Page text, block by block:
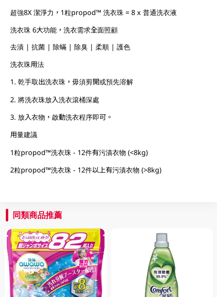
超強8X 潔淨力，1粒propod™ 洗衣珠 = 8 x 普通洗衣液
洗衣珠 6大功能，洗衣需求全面照顧
去漬 | 抗菌 | 除蟎 | 除臭 | 柔順 | 護色
洗衣珠用法
1. 乾手取出洗衣珠，毋須剪開或預先溶解
2. 將洗衣珠放入洗衣滾桶深處
3. 放入衣物，啟動洗衣程序即可。
用量建議
1粒propod™洗衣珠 - 12件有污漬衣物 (<8kg)
2粒propod™洗衣珠 - 12件以上有污漬衣物 (>8kg)
同類商品推薦